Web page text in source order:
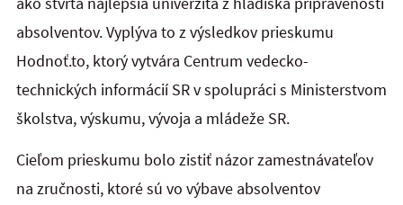
absolventov. Vyplýva to z výsledkov prieskumu
Hodnoť.to, ktorý vytvára Centrum vedecko-
technických informácií SR v spolupráci s Ministerstvom
školstva, výskumu, vývoja a mládeže SR.
Cieľom prieskumu bolo zistiť názor zamestnávateľov
na zručnosti, ktoré sú vo výbave absolventov